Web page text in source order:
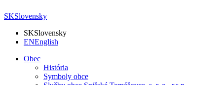
SKSlovensky
SKSlovensky
ENEnglish
Obec
História
Symboly obce